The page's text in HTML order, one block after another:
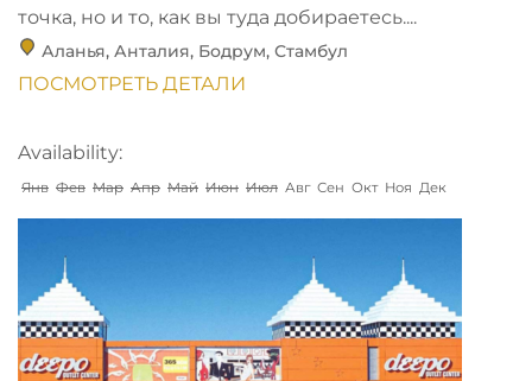
точка, но и то, как вы туда добираетесь....
Аланья, Анталия, Бодрум, Стамбул
ПОСМОТРЕТЬ ДЕТАЛИ
Availability:
Янв Фев Мар Апр Май Июн Июл Авг Сен Окт Ноя Дек